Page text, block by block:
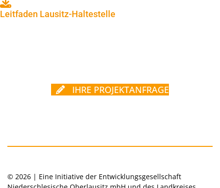
Leitfaden Lausitz-Haltestelle
IHRE PROJEKTANFRAGE
© 2026 | Eine Initiative der Entwicklungsgesellschaft